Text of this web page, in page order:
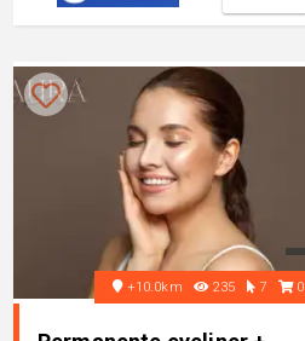
+10.0km 235 7 0